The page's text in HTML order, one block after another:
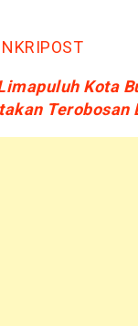
NKRIPOST
Kota
Terobosan